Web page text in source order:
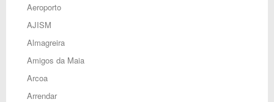
Aeroporto
AJISM
Almagreira
Amigos da Maia
Arcoa
Arrendar